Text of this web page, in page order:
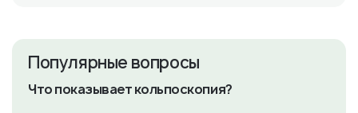
Популярные вопросы
Что показывает кольпоскопия?